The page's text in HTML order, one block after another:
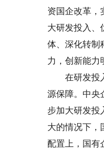
资国企改革，
大研发投入、
体、深化转制
力，创新能力
在研发投入
源保障。中央
步加大研发投
大的情况下，
配置上，国有